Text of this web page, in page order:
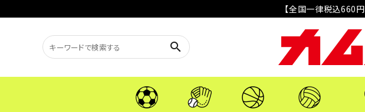
【全国一律税込660
search